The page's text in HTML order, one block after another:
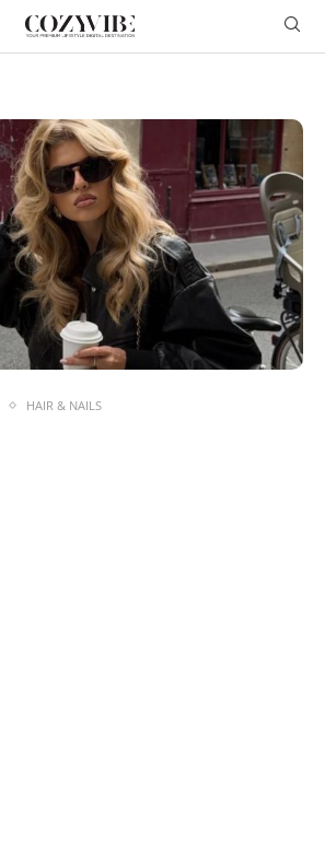
HAIR & NAILS